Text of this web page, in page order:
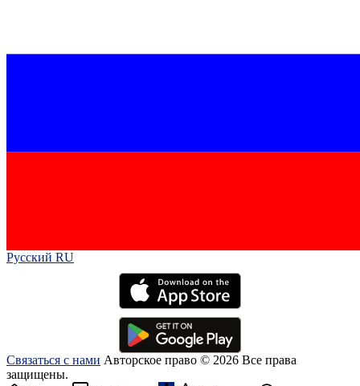
Русский RU‎
Связаться с нами Авторское право © 2026 Все права
защищены.